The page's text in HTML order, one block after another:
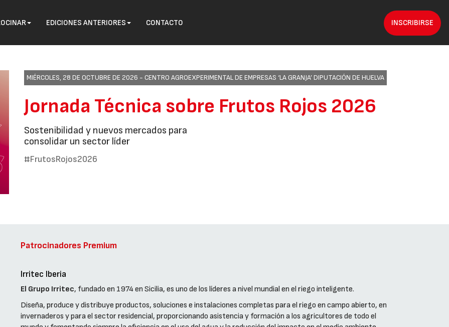
EDICIONES ANTERIORES CONTACTO INSCRIBIRSE
MIÉRCOLES, 28 DE OCTUBRE DE 2026 - CENTRO AGROEXPERIMENTAL DE EMPRESAS ‘LA GRANJA’ DIPUTACIÓN DE HUELVA
Jornada Técnica sobre Frutos Rojos 2026
Sostenibilidad y nuevos mercados para
consolidar un sector líder
#FrutosRojos2026
Patrocinadores Premium
Irritec Iberia
El Grupo Irritec, fundado en 1974 en Sicilia, es uno de los líderes a nivel mundial en el riego inteligente.
Diseña, produce y distribuye productos, soluciones e instalaciones completas para el riego en campo abierto, en
invernaderos y para el sector residencial, proporcionando asistencia y formación a los agricultores de todo el